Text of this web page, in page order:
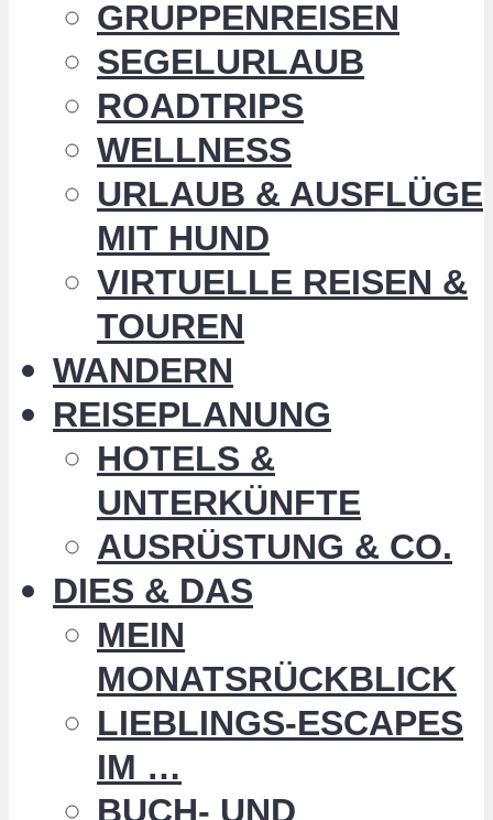
GRUPPENREISEN
SEGELURLAUB
ROADTRIPS
WELLNESS
URLAUB & AUSFLÜGE
MIT HUND
VIRTUELLE REISEN &
TOUREN
WANDERN
REISEPLANUNG
HOTELS &
UNTERKÜNFTE
AUSRÜSTUNG & CO.
DIES & DAS
MEIN
MONATSRÜCKBLICK
LIEBLINGS-ESCAPES
IM …
BUCH- UND